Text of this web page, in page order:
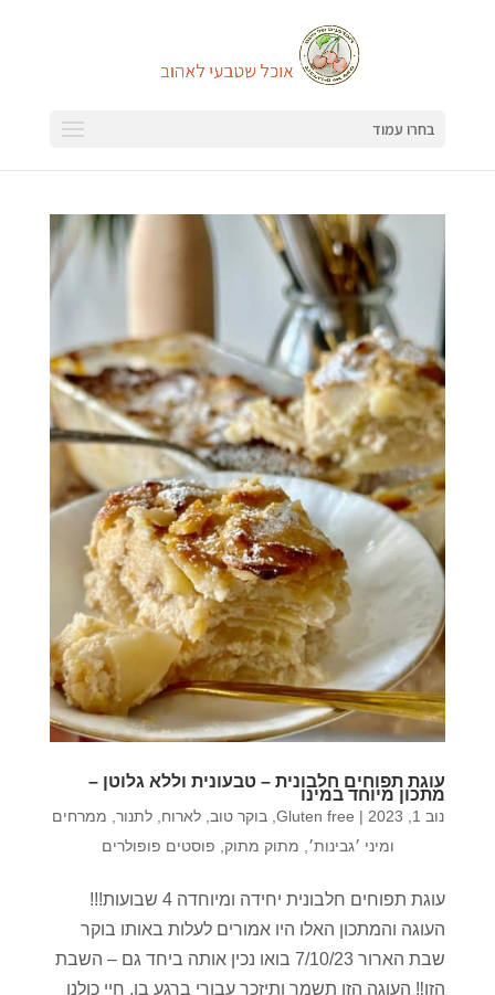
בחרו עמוד
עוגת תפוחים חלבונית – טבעונית וללא גלוטן –
מתכון מיוחד במינו
נוב 1, 2023 |
Gluten free בוקר טוב ,לארוח ,לתנור ממרחים
ומיני ׳גבינות׳
מתוק מתוק פוסטים פופולרים
עוגת תפוחים חלבונית יחידה ומיוחדה 4 שבועות!!!
העוגה והמתכון האלו היו אמורים לעלות באותו בוקר
שבת הארור 7/10/23 בואו נכין אותה ביחד גם – השבת
הזו‼️ העוגה הזו תשמר ותיזכר עבורי ברגע בו, חיי כולנו